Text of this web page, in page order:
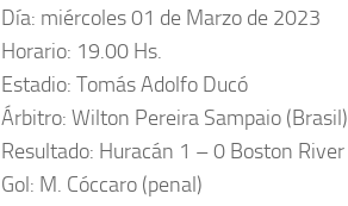
Día: miércoles 01 de Marzo de 2023
Horario: 19.00 Hs.
Estadio: Tomás Adolfo Ducó
Árbitro: Wilton Pereira Sampaio (Brasil)
Resultado: Huracán 1 – 0 Boston River
Gol: M. Cóccaro (penal)